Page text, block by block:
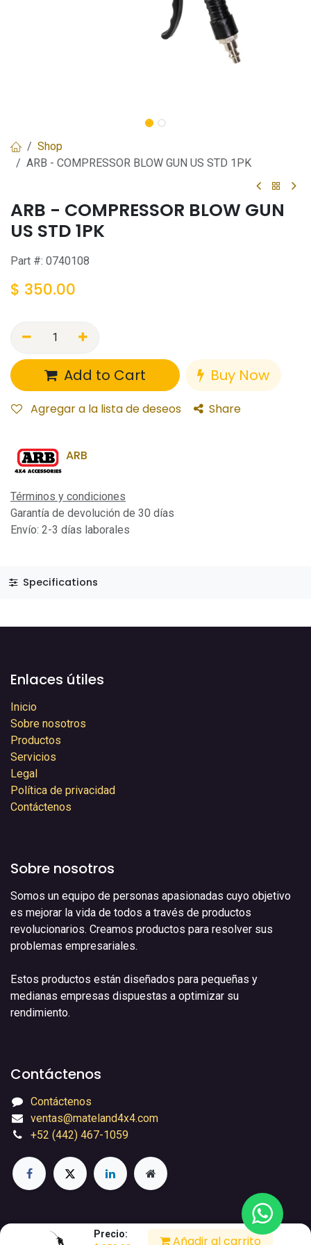
Precio:
Añadir al carrito
Shop
ARB - COMPRESSOR BLOW GUN US STD 1PK
ARB - COMPRESSOR BLOW GUN
US STD 1PK
Part #: 0740108
$ 350.00
Add to Cart Buy Now
Agregar a la lista de deseos Share
ARB
Términos y condiciones
Garantía de devolución de 30 días
Envío: 2-3 días laborales
Specifications
Enlaces útiles
Inicio
Sobre nosotros
Productos
Servicios
Legal
Política de privacidad
Contáctenos
Sobre nosotros
Somos un equipo de personas apasionadas cuyo objetivo
es mejorar la vida de todos a través de productos
revolucionarios. Creamos productos para resolver sus
problemas empresariales.
Estos productos están diseñados para pequeñas y
medianas empresas dispuestas a optimizar su
rendimiento.
Contáctenos
Contáctenos
ventas@mateland4x4.com
+52 (442) 467-1059
© 2026 Mateland4x4 Todos los derechos reservados.